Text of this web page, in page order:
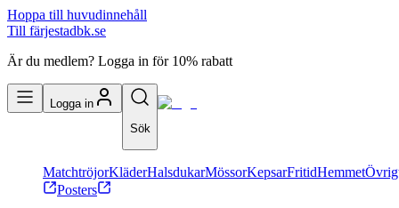
Hoppa till huvudinnehåll
Till färjestadbk.se
Är du medlem? Logga in för 10% rabatt
Logga in
Sök
MatchtröjorKläderHalsdukarMössorKepsarFritidHemmet
Posters